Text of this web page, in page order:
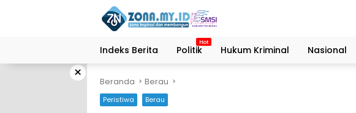
Indeks Berita Politik Hukum Kriminal Nasional
× Beranda Berau
Peristiwa Berau